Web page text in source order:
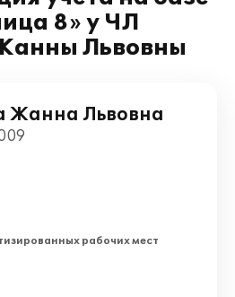
8» у ЧЛ
Львовны
Жанна Львовна
рабочих мест